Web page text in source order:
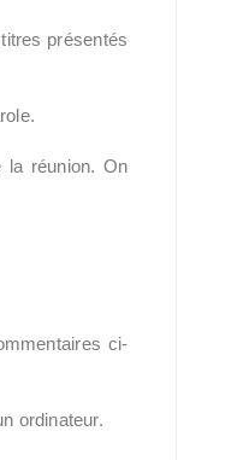
présentés
la réunion. On
ci-
ordinateur.